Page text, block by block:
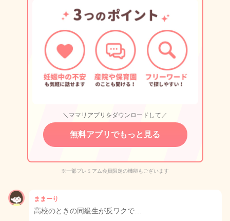
＼ママリアプリをダウンロードして／
無料アプリでもっと見る
※一部プレミアム会員限定の機能もございます
ままーり
高校のときの同級生が反ワクで…